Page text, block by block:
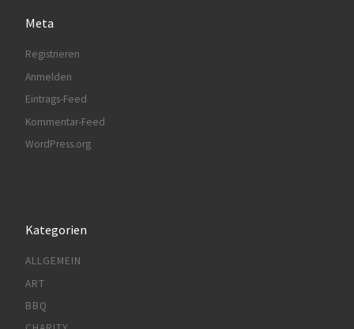
Meta
Registrieren
Anmelden
Eintrags-Feed
Kommentar-Feed
WordPress.org
Kategorien
ALLGEMEIN
ART
BBQ